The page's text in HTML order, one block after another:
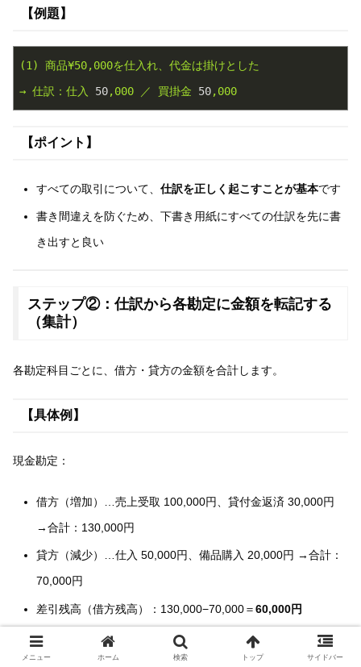
【例題】
(1)
商品¥50,000を仕入れ、代金は掛けとした
→ 仕訳：仕入 50,000 ／ 買掛金 50,000
【ポイント】
すべての取引について、 仕訳を正しく起こすことが基本です
書き間違えを防ぐため、下書き用紙にすべての仕訳を先に書
き出すと良い
ステップ②：仕訳から各勘定に金額を転記する
（集計）
各勘定科目ごとに、借方・貸方の金額を合計します。
【具体例】
現金勘定：
借方（増加）…売上受取 100,000円、貸付金返済 30,000円
→合計：130,000円
貸方（減少）…仕入 50,000円、備品購入 20,000円 →合計：
70,000円
差引残高（借方残高）：130,000−70,000＝60,000円
【ポイント】
メニュー ホーム 検索 トップ サイドバー